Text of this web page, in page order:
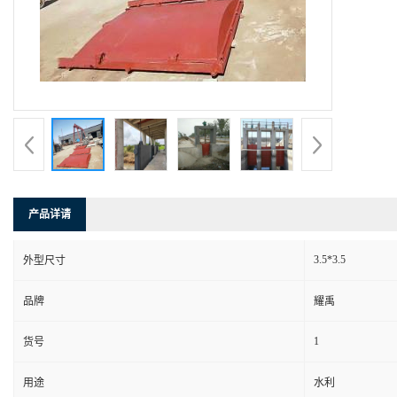
产品详请
外型尺寸 3.5*3.5
品牌 耀禹
货号 1
用途 水利